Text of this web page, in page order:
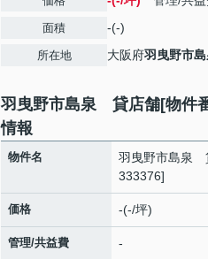
面積 -(-)
所在地 大阪府羽曳野市
羽曳野市島泉 貸店舗[物件
情報
物件名
羽曳野市島泉
333376]
価格 -(-/坪)
管理/共益費 -